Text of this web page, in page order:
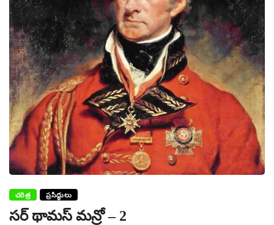
చరిత్ర ప్రసిద్ధులు
సర్ థామస్ మన్రో – 2